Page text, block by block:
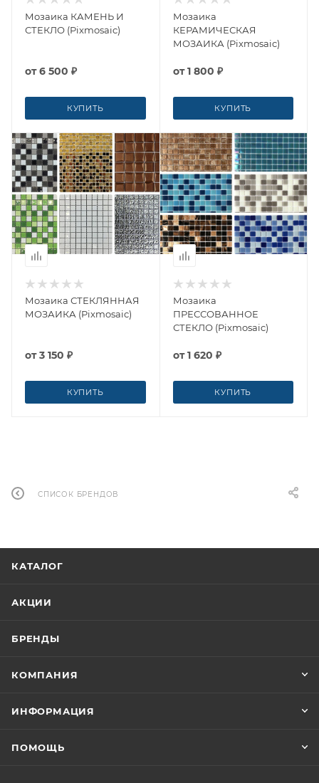
Мозаика КАМЕНЬ И
СТЕКЛО (Pixmosaic)
от6 500 ₽
КУПИТЬ
Мозаика
КЕРАМИЧЕСКАЯ
МОЗАИКА (Pixmosaic)
от1 800 ₽
КУПИТЬ
Мозаика СТЕКЛЯННАЯ
МОЗАИКА (Pixmosaic)
от3 150 ₽
КУПИТЬ
Мозаика
ПРЕССОВАННОЕ
СТЕКЛО (Pixmosaic)
от1 620 ₽
КУПИТЬ
СПИСОК БРЕНДОВ
КАТАЛОГ
АКЦИИ
БРЕНДЫ
КОМПАНИЯ
ИНФОРМАЦИЯ
ПОМОЩЬ